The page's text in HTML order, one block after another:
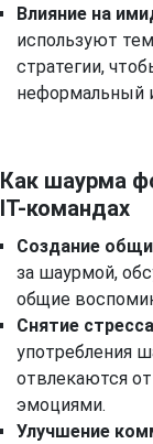
Влияние на
используют
стратегии,
неформальный
Как шаурма
IT-командах
Создание
за шаурмой,
общие
Снятие
употребления
отвлекаются
эмоциями.
Улучшение